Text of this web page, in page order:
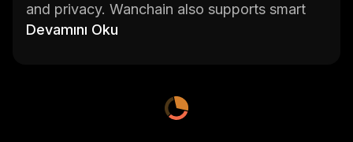
and privacy. Wanchain also supports smart
contracts, enabling developers to build
flow of digital assets between different
Devamını Oku